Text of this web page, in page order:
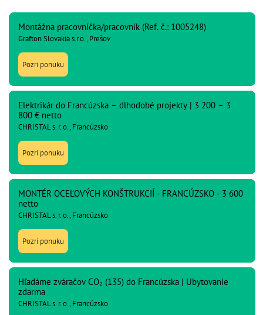
Montážna pracovníčka/pracovník (Ref. č.: 1005248)
Grafton Slovakia s.r.o., Prešov
Pozri ponuku
Elektrikár do Francúzska – dlhodobé projekty | 3 200 – 3
800 € netto
CHRISTAL s. r. o., Francúzsko
Pozri ponuku
MONTÉR OCEĽOVÝCH KONŠTRUKCIÍ - FRANCÚZSKO - 3 600
netto
CHRISTAL s. r. o., Francúzsko
Pozri ponuku
Hľadáme zváračov CO₂ (135) do Francúzska | Ubytovanie
zdarma
CHRISTAL s. r. o., Francúzsko